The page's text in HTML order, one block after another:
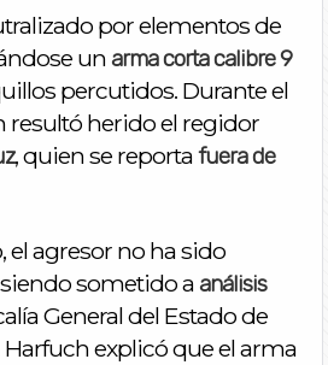
por elementos de
un arma corta calibre 9
percutidos. Durante el
resultó herido el regidor
, quien se reporta fuera de
el agresor no ha sido
sometido a análisis
General del Estado de
explicó que el arma